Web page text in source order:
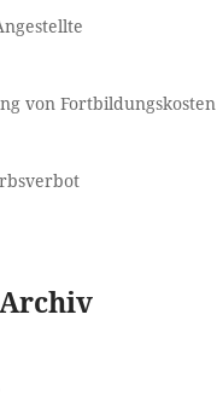
von Fortbildungskosten